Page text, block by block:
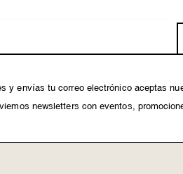
y envías tu correo electrónico aceptas
newsletters con eventos,